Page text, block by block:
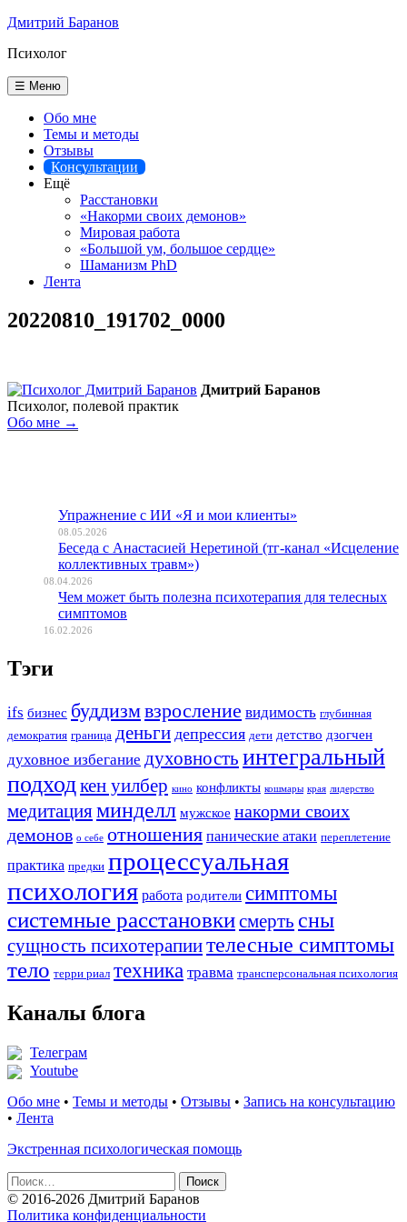
Перейти
содержимому
Дмитрий Баранов
Психолог
☰ Меню
Обо мне
Темы и методы
Отзывы
Консультации
Ещё
Расстановки
«Накорми своих демонов»
Мировая работа
«Большой ум, большое сердце»
Шаманизм PhD
Лента
20220810_191702_0000
Дмитрий Баранов
Психолог, полевой практик
Обо мне →
Упражнение с ИИ «Я и мои клиенты»
08.05.2026
Беседа с Анастасией Неретиной (тг-канал «Исцеление
коллективных травм»)
08.04.2026
Чем может быть полезна психотерапия для телесных
симптомов
16.02.2026
Тэги
ifs бизнес буддизмвзросление видимость глубинная
демократия граница деньги депрессия дети детство дзогчен
духовное избегание духовность интегральный
подходкен уилбер кино конфликты кошмары края лидерство
медитацияминделл мужское накорми своих
демонов о себе отношения панические атаки переплетение
практика предки процессуальная
психология работа родители симптомы
системные расстановкисмерть сны
сущность психотерапиителесные симптомы
тело терри риал техника травма трансперсональная психология
Каналы блога
Телеграм
Youtube
Обо мне • Темы и методы • Отзывы • Запись на консультацию
• Лента
Экстренная психологическая помощь
Найти:
© 2016-2026 Дмитрий Баранов
Политика конфиденциальности